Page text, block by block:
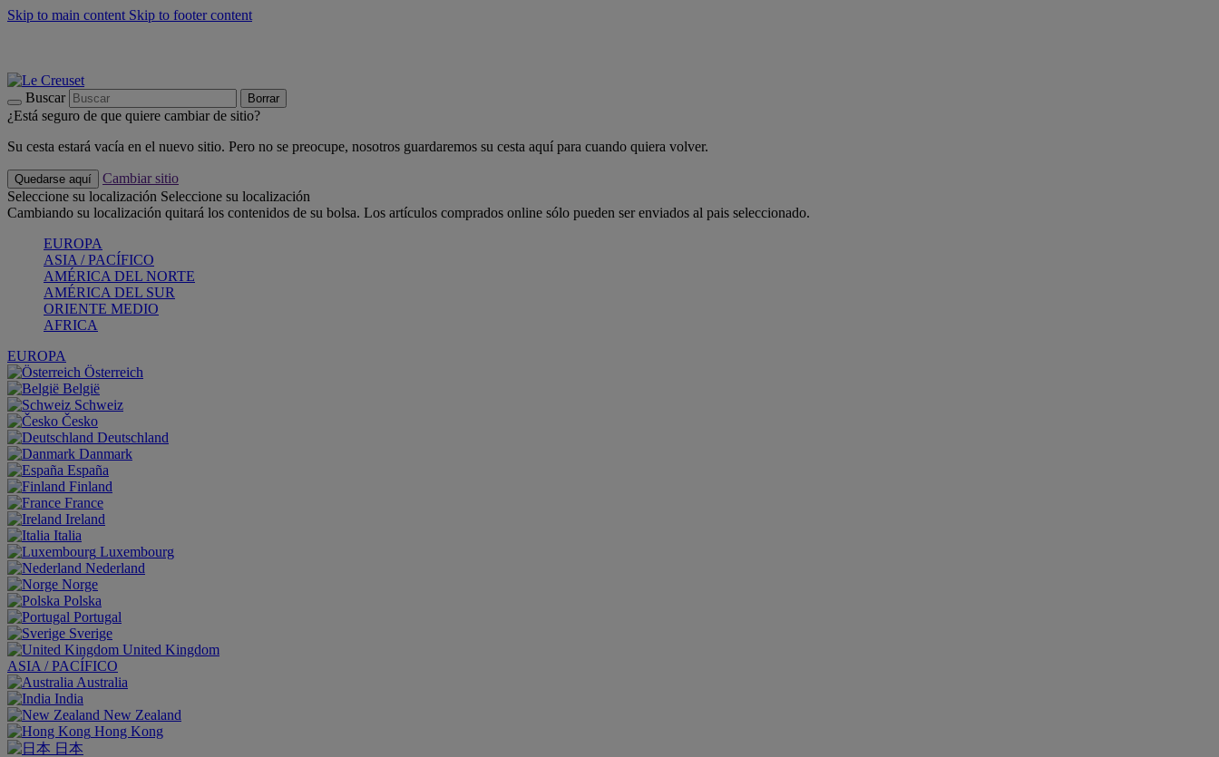
Skip to main content Skip to footer content
Buscar Borrar
¿Está seguro de que quiere cambiar de sitio?
Su cesta estará vacía en el nuevo sitio. Pero no se preocupe, nosotros guardaremos su cesta aquí para cuando quiera volver.
Quedarse aquí
Cambiar sitio
Seleccione su localización Seleccione su localización
Cambiando su localización quitará los contenidos de su bolsa. Los artículos comprados online sólo pueden ser enviados al pais seleccionado.
EUROPA
ASIA / PACÍFICO
AMÉRICA DEL NORTE
AMÉRICA DEL SUR
ORIENTE MEDIO
AFRICA
EUROPA
Österreich
België
Schweiz
Česko
Deutschland
Danmark
España
Finland
France
Ireland
Italia
Luxembourg
Nederland
Norge
Polska
Portugal
Sverige
United Kingdom
ASIA / PACÍFICO
Australia
India
New Zealand
Hong Kong
日本